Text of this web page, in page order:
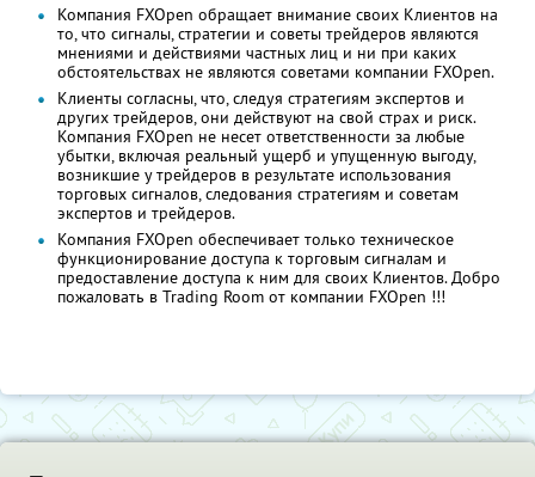
Компания FXOpen обращает внимание своих Клиентов на
то, что сигналы, стратегии и советы трейдеров являются
мнениями и действиями частных лиц и ни при каких
обстоятельствах не являются советами компании FXOpen.
Клиенты согласны, что, следуя стратегиям экспертов и
других трейдеров, они действуют на свой страх и риск.
Компания FXOpen не несет ответственности за любые
убытки, включая реальный ущерб и упущенную выгоду,
возникшие у трейдеров в результате использования
торговых сигналов, следования стратегиям и советам
экспертов и трейдеров.
Компания FXOpen обеспечивает только техническое
функционирование доступа к торговым сигналам и
предоставление доступа к ним для своих Клиентов. Добро
пожаловать в Trading Room от компании FXOpen !!!